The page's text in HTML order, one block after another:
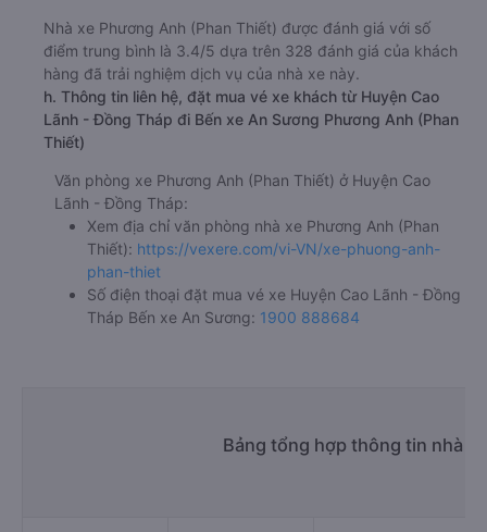
Nhà xe Phương Anh (Phan Thiết) được đánh giá với số
điểm trung bình là 3.4/5 dựa trên 328 đánh giá của khách
hàng đã trải nghiệm dịch vụ của nhà xe này.
h. Thông tin liên hệ, đặt mua vé xe khách từ Huyện Cao
Lãnh - Đồng Tháp đi Bến xe An Sương Phương Anh (Phan
Thiết)
Văn phòng xe Phương Anh (Phan Thiết) ở Huyện Cao
Lãnh - Đồng Tháp:
Xem địa chỉ văn phòng nhà xe Phương Anh (Phan
Thiết): https://vexere.com/vi-VN/xe-phuong-anh-
phan-thiet
Số điện thoại đặt mua vé xe Huyện Cao Lãnh - Đồng
Tháp Bến xe An Sương: 1900 888684
Bảng tổng hợp thông tin nhà